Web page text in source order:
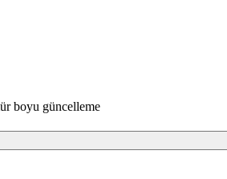
boyu güncelleme